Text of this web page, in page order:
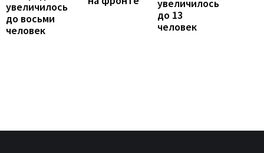
увеличилось
до восьми
человек
увеличилось
до 13
человек